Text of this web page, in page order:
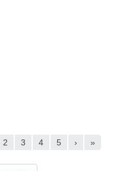
2 3 4 5 › »